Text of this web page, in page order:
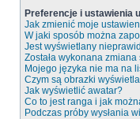
Preferencje i ustawienia
Jak zmienić moje
W jaki sposób można
Jest wyświetlany
Została wykonana
Mojego języka nie ma na
Czym są obrazki
Jak wyświetlić awatar?
Co to jest ranga i jak
Podczas próby wysłania